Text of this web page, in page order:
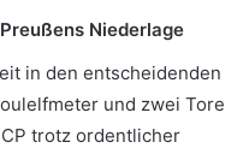
Niederlage
in den entscheidenden
und zwei Tore
trotz ordentlicher